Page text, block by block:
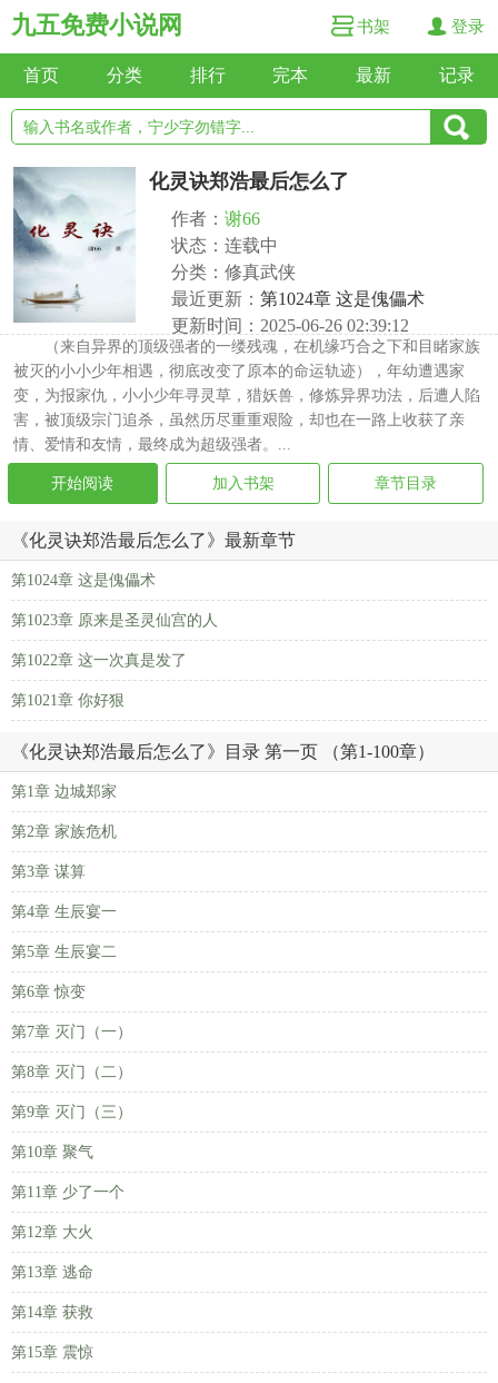
九五免费小说网 书架 登录
首页 分类 排行 完本 最新 记录
化灵诀郑浩最后怎么了
作者： 谢66
状态：连载中
分类：修真武侠
最近更新： 第1024章 这是傀儡术
更新时间：2025-06-26 02:39:12
（来自异界的顶级强者的一缕残魂，在机缘巧合之下和目睹家族
被灭的小小少年相遇，彻底改变了原本的命运轨迹），年幼遭遇家
变，为报家仇，小小少年寻灵草，猎妖兽，修炼异界功法，后遭人陷
害，被顶级宗门追杀，虽然历尽重重艰险，却也在一路上收获了亲
情、爱情和友情，最终成为超级强者。...
开始阅读 加入书架 章节目录
《化灵诀郑浩最后怎么了》最新章节
第1024章 这是傀儡术
第1023章 原来是圣灵仙宫的人
第1022章 这一次真是发了
第1021章 你好狠
《化灵诀郑浩最后怎么了》目录 第一页 （第1-100章）
第1章 边城郑家
第2章 家族危机
第3章 谋算
第4章 生辰宴一
第5章 生辰宴二
第6章 惊变
第7章 灭门（一）
第8章 灭门（二）
第9章 灭门（三）
第10章 聚气
第11章 少了一个
第12章 大火
第13章 逃命
第14章 获救
第15章 震惊